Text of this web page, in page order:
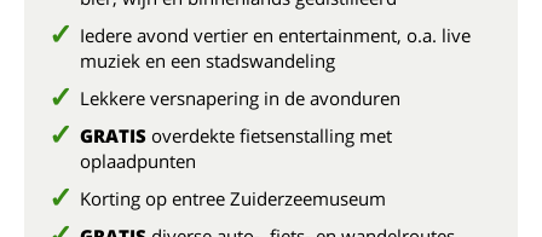
Iedere avond vertier en entertainment, o.a. live
muziek en een stadswandeling
Lekkere versnapering in de avonduren
GRATIS overdekte fietsenstalling met
oplaadpunten
Korting op entree Zuiderzeemuseum